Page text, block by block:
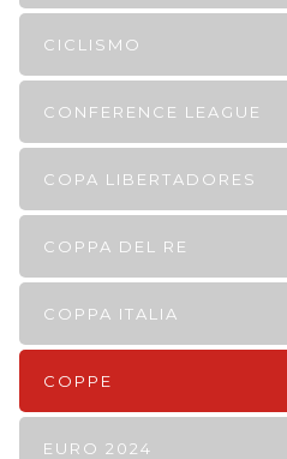
CICLISMO
CONFERENCE LEAGUE
COPA LIBERTADORES
COPPA DEL RE
COPPA ITALIA
COPPE
EURO 2024